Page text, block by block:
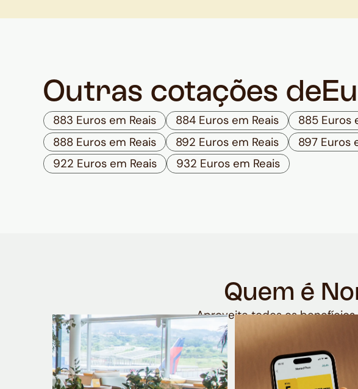
Outras cotações de
883 Euros em Reais 884 Euros em Reais 885 Euros
888 Euros em Reais
892 Euros em Reais 897 Euros
922 Euros em Reais
932 Euros em Reais
Quem é
Aproveite todos os